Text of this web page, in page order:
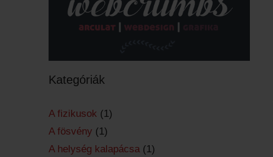
Kategóriák
A fizikusok (1)
A fösvény (1)
A helység kalapácsa (1)